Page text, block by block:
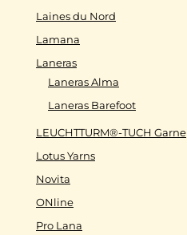
Laines du Nord
Lamana
Laneras
Laneras Alma
Laneras Barefoot
LEUCHTTURM®-TUCH Garne
Lotus Yarns
Novita
ONline
Pro Lana